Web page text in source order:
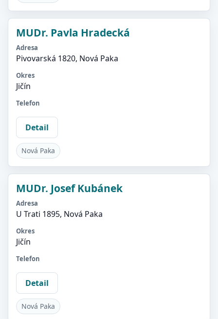
MUDr. Pavla Hradecká
Adresa
Pivovarská 1820, Nová Paka
Okres
Jičín
Telefon
Detail
Nová Paka
MUDr. Josef Kubánek
Adresa
U Trati 1895, Nová Paka
Okres
Jičín
Telefon
Detail
Nová Paka